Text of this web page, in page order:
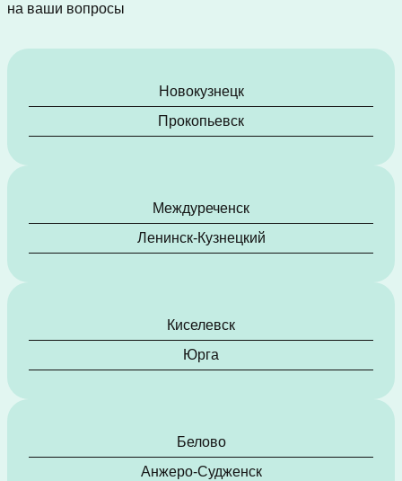
на ваши вопросы
Новокузнецк
Прокопьевск
Междуреченск
Ленинск-Кузнецкий
Киселевск
Юрга
Белово
Анжеро-Судженск